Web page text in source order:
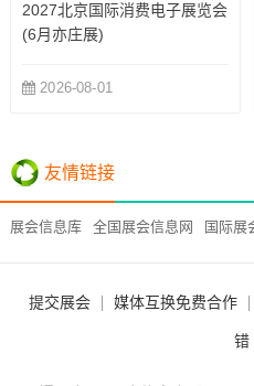
2027北京国际消费电子展览会
(6月亦庄展)
2026-08-01
友情链接
展会信息库 全国展会信息网 国际展
提交展会 媒体互换免费合作
错